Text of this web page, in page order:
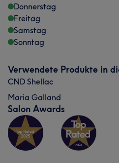
Donnerstag
Freitag
Samstag
Sonntag
Verwendete Produkte in
CND Shellac
Maria Galland
Salon Awards